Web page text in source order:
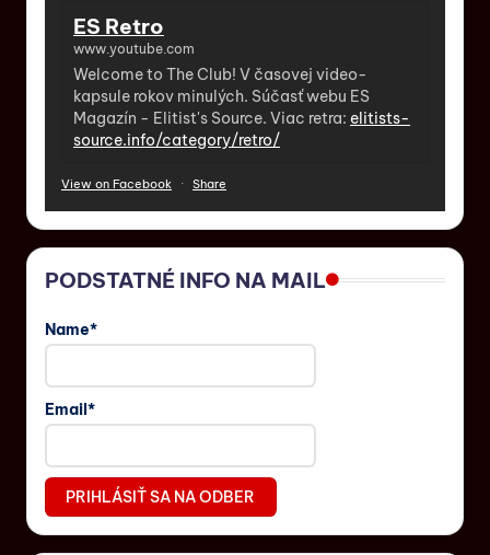
ES Retro
www.youtube.com
Welcome to The Club! V časovej video-
kapsule rokov minulých. Súčasť webu ES
Magazín - Elitist's Source. Viac retra: elitists-
source.info/category/retro/
View on Facebook · Share
PODSTATNÉ INFO NA MAIL
Name*
Email*